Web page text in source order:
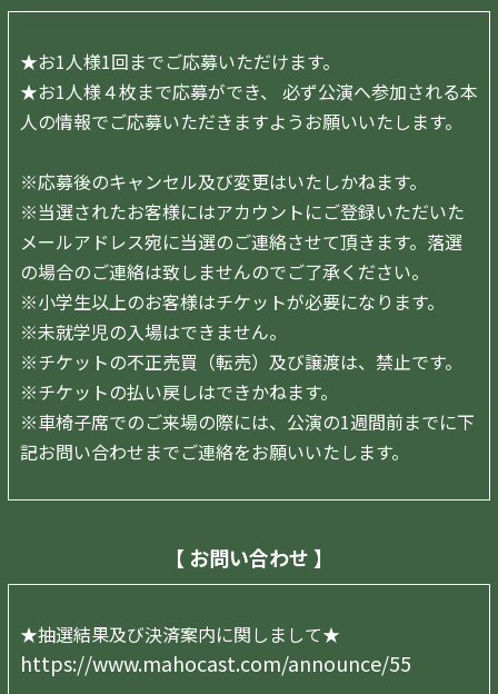
★お1人様1回までご応募いただけます。
★お1人様４枚まで応募ができ、 必ず公演へ参加される本
人の情報でご応募いただきますようお願いいたします。
※応募後のキャンセル及び変更はいたしかねます。
※当選されたお客様にはアカウントにご登録いただいた
メールアドレス宛に当選のご連絡させて頂きます。落選
の場合のご連絡は致しませんのでご了承ください。
※小学生以上のお客様はチケットが必要になります。
※未就学児の入場はできません。
※チケットの不正売買（転売）及び譲渡は、禁止です。
※チケットの払い戻しはできかねます。
※車椅子席でのご来場の際には、公演の1週間前までに下
記お問い合わせまでご連絡をお願いいたします。
【 お問い合わせ 】
★抽選結果及び決済案内に関しまして★
https://www.mahocast.com/announce/55